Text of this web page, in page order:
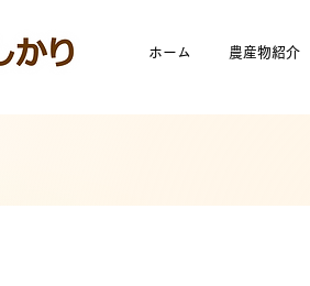
ホーム 農産物紹介